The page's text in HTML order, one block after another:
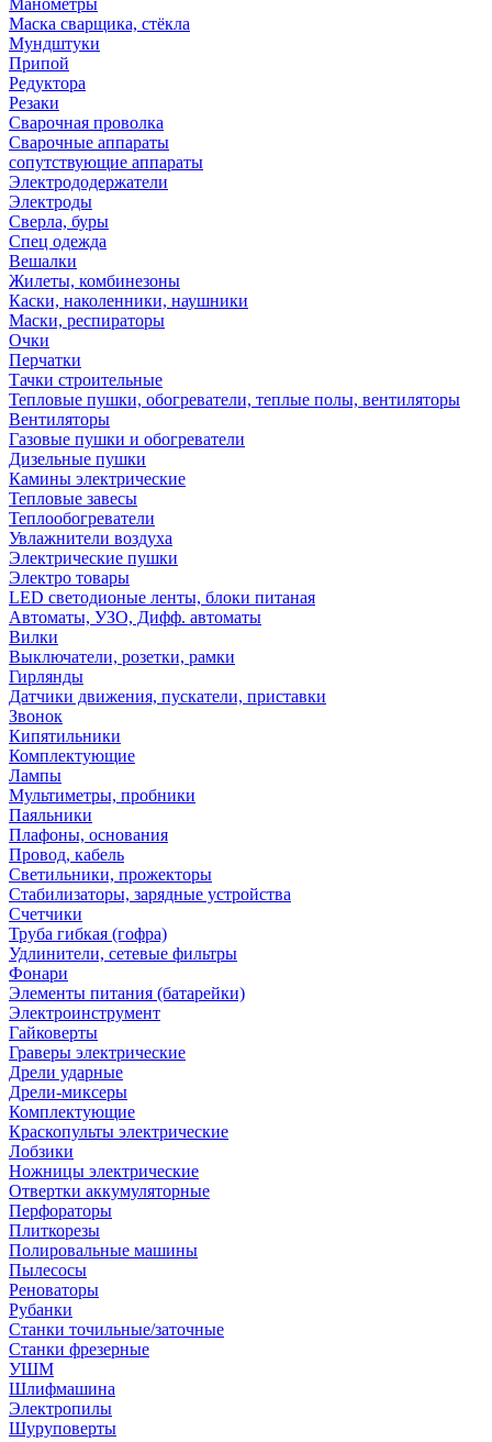
Манометры
Маска сварщика, стёкла
Мундштуки
Припой
Редуктора
Резаки
Сварочная проволка
Сварочные аппараты
сопутствующие аппараты
Электрододержатели
Электроды
Сверла, буры
Спец одежда
Вешалки
Жилеты, комбинезоны
Каски, наколенники, наушники
Маски, респираторы
Очки
Перчатки
Тачки строительные
Тепловые пушки, обогреватели, теплые полы, вентиляторы
Вентиляторы
Газовые пушки и обогреватели
Дизельные пушки
Камины электрические
Тепловые завесы
Теплообогреватели
Увлажнители воздуха
Электрические пушки
Электро товары
LED светодионые ленты, блоки питаная
Автоматы, УЗО, Дифф. автоматы
Вилки
Выключатели, розетки, рамки
Гирлянды
Датчики движения, пускатели, приставки
Звонок
Кипятильники
Комплектующие
Лампы
Мультиметры, пробники
Паяльники
Плафоны, основания
Провод, кабель
Светильники, прожекторы
Стабилизаторы, зарядные устройства
Счетчики
Труба гибкая (гофра)
Удлинители, сетевые фильтры
Фонари
Элементы питания (батарейки)
Электроинструмент
Гайковерты
Граверы электрические
Дрели ударные
Дрели-миксеры
Комплектующие
Краскопульты электрические
Лобзики
Ножницы электрические
Отвертки аккумуляторные
Перфораторы
Плиткорезы
Полировальные машины
Пылесосы
Реноваторы
Рубанки
Станки точильные/заточные
Станки фрезерные
УШМ
Шлифмашина
Электропилы
Шуруповерты